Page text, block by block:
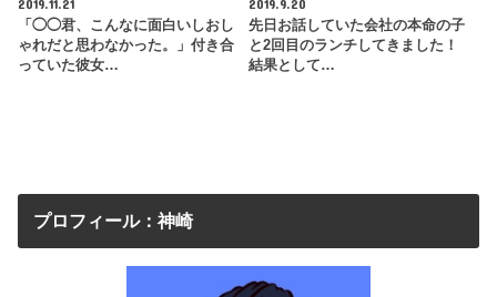
「◯◯君、こんなに面白いしおし
ゃれだと思わなかった。」付き合
っていた彼女…
先日お話していた会社の本命の子
と2回目のランチしてきました！
結果として…
プロフィール：神崎